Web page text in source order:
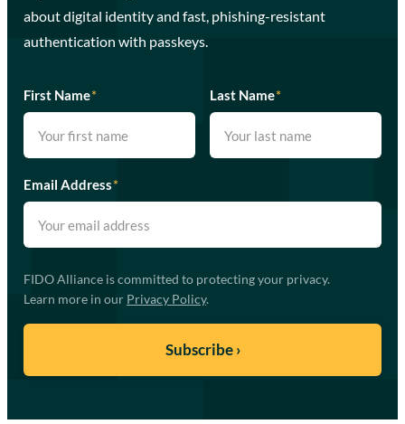
about digital identity and fast, phishing-resistant
authentication with passkeys.
First Name* Last Name*
Email Address*
FIDO Alliance is committed to protecting your privacy.
Learn more in our Privacy Policy.